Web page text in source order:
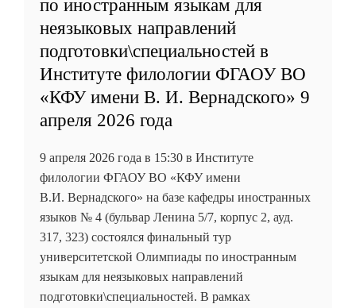
по иностранным языкам для
неязыковых направлений
подготовки\специальностей в
Институте филологии ФГАОУ ВО
«КФУ имени В. И. Вернадского» 9
апреля 2026 года
9 апреля 2026 года в 15:30 в Институте
филологии ФГАОУ ВО «КФУ имени
В.И. Вернадского» на базе кафедры иностранных
языков № 4 (бульвар Ленина 5/7, корпус 2, ауд.
317, 323) состоялся финальный тур
университетской Олимпиады по иностранным
языкам для неязыковых направлений
подготовки\специальностей. В рамках